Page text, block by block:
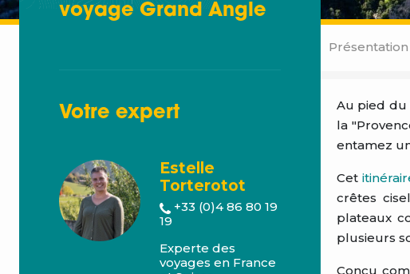
voyage Grand Angle
Votre expert
Estelle
Torterotot
+33 (0)4 86 80 19
19
Experte des
voyages en France
Présentation
Au pied du
la
entamez
Cet
crêtes
plateaux
plusieurs
Conçu